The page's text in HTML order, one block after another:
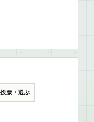
投票・選ぶ